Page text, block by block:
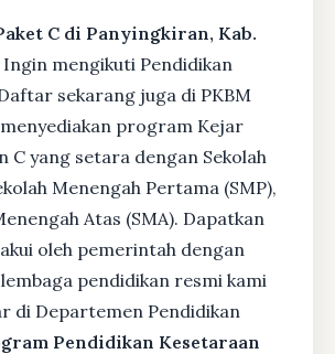
C di Panyingkiran, Kab.
Ingin mengikuti Pendidikan
sekarang juga di PKBM
program Kejar
C yang setara dengan Sekolah
Menengah Pertama (SMP),
Atas (SMA). Dapatkan
oleh pemerintah dengan
pendidikan resmi kami
di Departemen Pendidikan
Pendidikan Kesetaraan